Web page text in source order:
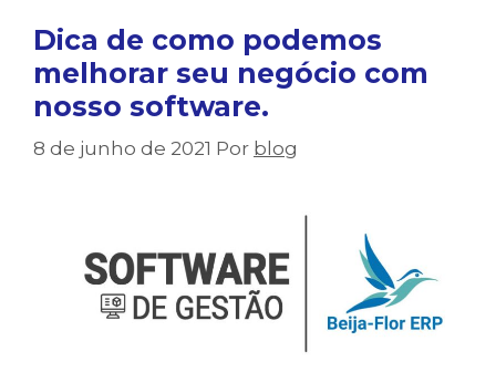
Dica de como podemos
melhorar seu negócio com
nosso software.
8 de junho de 2021 Por blog